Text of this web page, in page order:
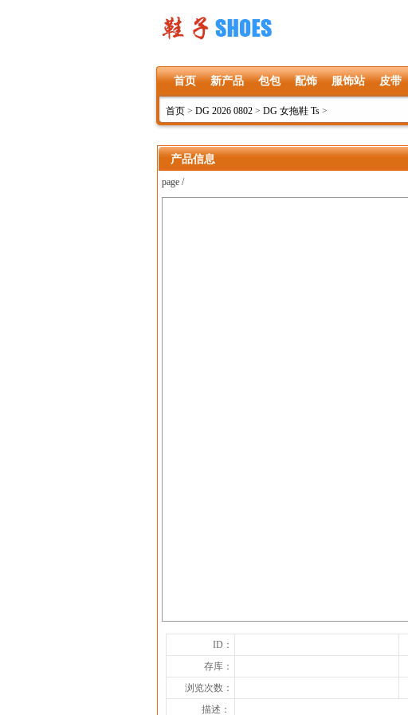
首页 新产品 包包 配饰 服饰站 皮带
首页 > DG 2026 0802 > DG 女拖鞋 Ts >
产品信息
page /
ID：
存库：
浏览次数：
描述：